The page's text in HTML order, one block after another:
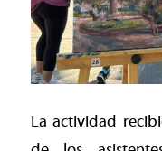
La actividad